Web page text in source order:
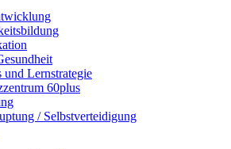
und Lernstrategie
60plus
/ Selbstverteidigung